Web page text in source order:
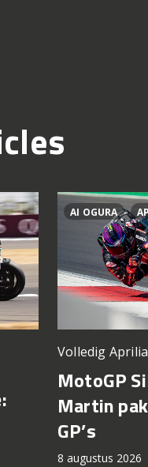
AI OGURA
Volledig
MotoGP
Martin
GP’s
8 augustus 2026